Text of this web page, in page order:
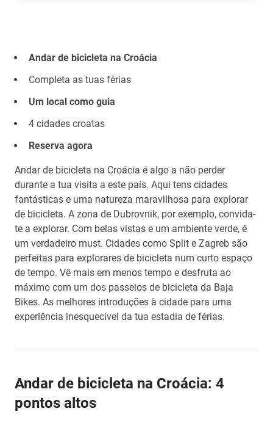
Andar de bicicleta na Croácia
Completa as tuas férias
Um local como guia
4 cidades croatas
Reserva agora
Andar de bicicleta na Croácia é algo a não perder
durante a tua visita a este país. Aqui tens cidades
fantásticas e uma natureza maravilhosa para explorar
de bicicleta. A zona de Dubrovnik, por exemplo, convida-
te a explorar. Com belas vistas e um ambiente verde, é
um verdadeiro must. Cidades como Split e Zagreb são
perfeitas para explorares de bicicleta num curto espaço
de tempo. Vê mais em menos tempo e desfruta ao
máximo com um dos passeios de bicicleta da Baja
Bikes. As melhores introduções à cidade para uma
experiência inesquecível da tua estadia de férias.
Andar de bicicleta na Croácia: 4
pontos altos